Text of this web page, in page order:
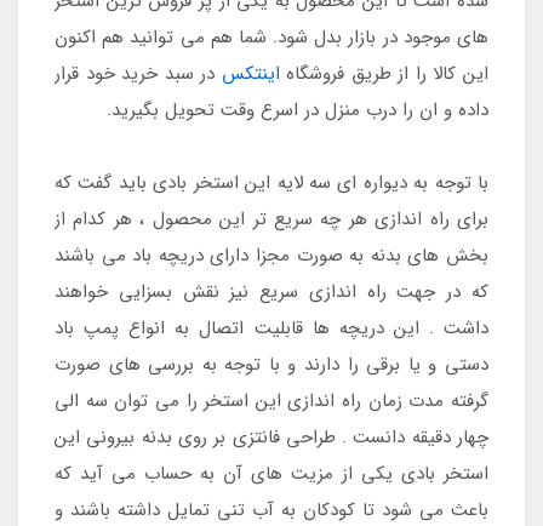
های موجود در بازار بدل شود. شما هم می توانید هم اکنون
این کالا را از طریق فروشگاه اینتکس در سبد خرید خود قرار
داده و ان را درب منزل در اسرع وقت تحویل بگیرید.
با توجه به دیواره ای سه لایه این استخر بادی باید گفت که
برای راه اندازی هر چه سریع تر این محصول ، هر کدام از
بخش های بدنه به صورت مجزا دارای دریچه باد می باشند
که در جهت راه اندازی سریع نیز نقش بسزایی خواهند
داشت . این دریچه ها قابلیت اتصال به انواع پمپ باد
دستی و یا برقی را دارند و با توجه به بررسی های صورت
گرفته مدت زمان راه اندازی این استخر را می توان سه الی
چهار دقیقه دانست . طراحی فانتزی بر روی بدنه بیرونی این
استخر بادی یکی از مزیت های آن به حساب می آید که
باعث می شود تا کودکان به آب تنی تمایل داشته باشند و